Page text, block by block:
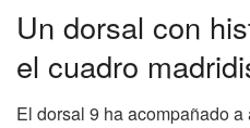
Un dorsal con
el cuadro
El dorsal 9 ha acompañado